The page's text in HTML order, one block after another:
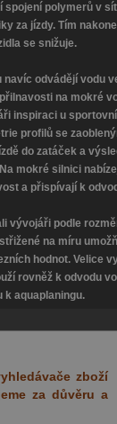
spojení polymerů v
za jízdy. Tím
se snižuje.
odvádějí vodu
na mokré
inspiraci u
profilů se
do zatáček a
mokré silnici
a přispívají k
vývojáři podle
na míru
hodnot. Velice
rovněž k odvodu
k aquaplaningu.
zboží
za důvěru a